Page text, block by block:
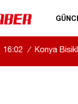
16:02 / Konya